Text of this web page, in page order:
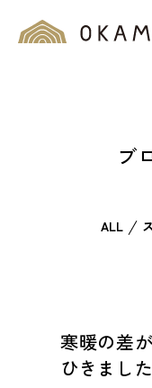
ブ
ALL
寒暖の差
ひきまし